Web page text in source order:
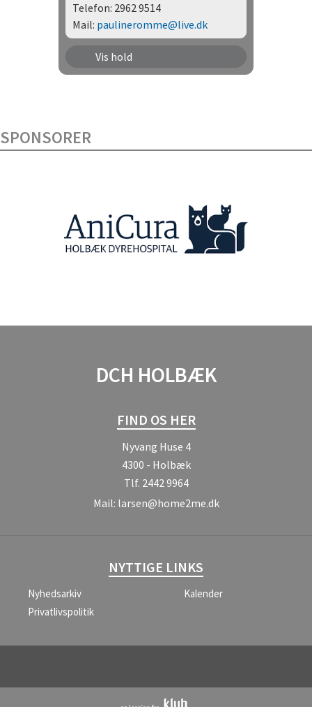
Telefon: 2962 9514
Mail: paulineromme@live.dk
Vis hold
Træning - DcH - Program C2-
konkurrence
SPONSORER
DCH HOLBÆK
FIND OS HER
Nyvang Huse 4
4300 - Holbæk
Tlf. 2442 9964
Mail: larsen@home2me.dk
NYTTIGE LINKS
Nyhedsarkiv
Kalender
Privatlivspolitik